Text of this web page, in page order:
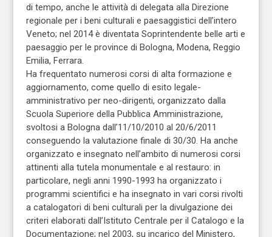
di tempo, anche le attività di delegata alla Direzione
regionale per i beni culturali e paesaggistici dell’intero
Veneto; nel 2014 è diventata Soprintendente belle arti e
paesaggio per le province di Bologna, Modena, Reggio
Emilia, Ferrara.
Ha frequentato numerosi corsi di alta formazione e
aggiornamento, come quello di esito legale-
amministrativo per neo-dirigenti, organizzato dalla
Scuola Superiore della Pubblica Amministrazione,
svoltosi a Bologna dall’11/10/2010 al 20/6/2011
conseguendo la valutazione finale di 30/30. Ha anche
organizzato e insegnato nell’ambito di numerosi corsi
attinenti alla tutela monumentale e al restauro: in
particolare, negli anni 1990-1993 ha organizzato i
programmi scientifici e ha insegnato in vari corsi rivolti
a catalogatori di beni culturali per la divulgazione dei
criteri elaborati dall’Istituto Centrale per il Catalogo e la
Documentazione; nel 2003, su incarico del Ministero,